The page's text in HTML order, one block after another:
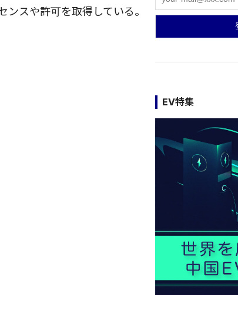
スや許可を取得している。
EV特集